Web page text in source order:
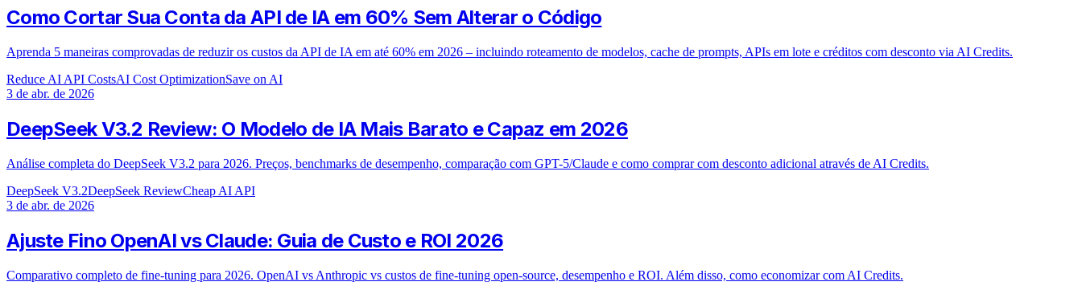
Como Cortar Sua Conta da API de IA em 60% Sem Alterar o Código
Aprenda 5 maneiras comprovadas de reduzir os custos da API de IA em até 60% em 2026 – incluindo roteamento de modelos, cache de prompts, APIs em lote e créditos com desconto via AI Credits.
Reduce AI API CostsAI Cost OptimizationSave on AI
3 de abr. de 2026
DeepSeek V3.2 Review: O Modelo de IA Mais Barato e Capaz em 2026
Análise completa do DeepSeek V3.2 para 2026. Preços, benchmarks de desempenho, comparação com GPT-5/Claude e como comprar com desconto adicional através de AI Credits.
DeepSeek V3.2DeepSeek ReviewCheap AI API
3 de abr. de 2026
Ajuste Fino OpenAI vs Claude: Guia de Custo e ROI 2026
Comparativo completo de fine-tuning para 2026. OpenAI vs Anthropic vs custos de fine-tuning open-source, desempenho e ROI. Além disso, como economizar com AI Credits.